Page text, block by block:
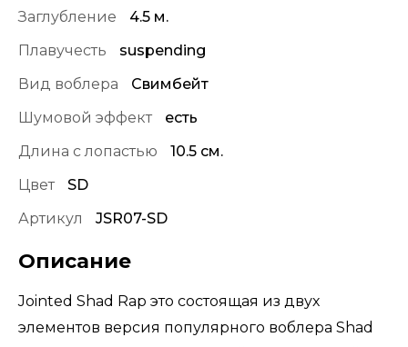
Заглубление
4.5 м.
Плавучесть
suspending
Вид воблера
Свимбейт
Шумовой эффект
есть
Длина с лопастью
10.5 см.
Цвет
SD
Артикул
JSR07-SD
Описание
Jointed Shad Rap это состоящая из двух
элементов версия популярного воблера Shad